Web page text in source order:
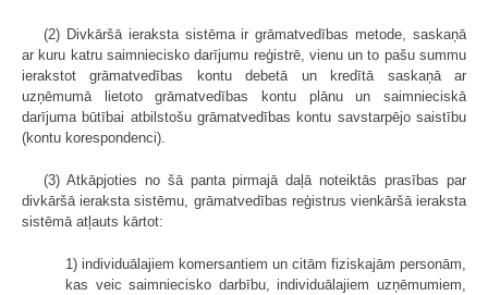
(2) Divkāršā ieraksta sistēma ir grāmatvedības metode, saskaņā
ar kuru katru saimniecisko darījumu reģistrē, vienu un to pašu summu
ierakstot grāmatvedības kontu debetā un kredītā saskaņā ar
uzņēmumā lietoto grāmatvedības kontu plānu un saimnieciskā
darījuma būtībai atbilstošu grāmatvedības kontu savstarpējo saistību
(kontu korespondenci).
(3) Atkāpjoties no šā panta pirmajā daļā noteiktās prasības par
divkāršā ieraksta sistēmu, grāmatvedības reģistrus vienkāršā ieraksta
sistēmā atļauts kārtot:
1) individuālajiem komersantiem un citām fiziskajām personām,
kas veic saimniecisko darbību, individuālajiem uzņēmumiem,